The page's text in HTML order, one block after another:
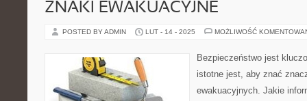
ZNAKI EWAKUACYJNE
POSTED BY ADMIN LUT - 14 - 2025 MOŻLIWOŚĆ
Bezpieczeństwo jest
istotne jest, aby znać
ewakuacyjnych. Jakie